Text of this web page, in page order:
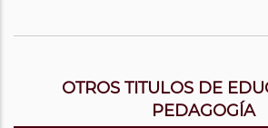
OTROS TITULOS DE
PEDAGOGÍA